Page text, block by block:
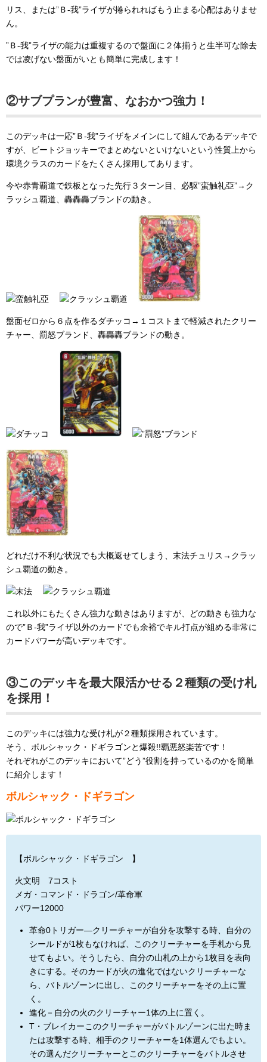
リス、または”Ｂ-我”ライザが捲られればもう止まる心配はありませ
ん。
”Ｂ-我”ライザの能力は重複するので盤面に２体揃うと生半可な除去
では凌げない盤面がいとも簡単に完成します！
②サブプランが豊富、なおかつ強力！
このデッキは一応”Ｂ-我”ライザをメインにして組んであるデッキで
すが、ビートジョッキーでまとめないといけないという性質上から
環境クラスのカードをたくさん採用してあります。
今や赤青覇道で鉄板となった先行３ターン目、必駆”蛮触礼亞”→ク
ラッシュ覇道、轟轟轟ブランドの動き。
盤面ゼロから６点を作るダチッコ→１コストまで軽減されたクリー
チャー、罰怒ブランド、轟轟轟ブランドの動き。
どれだけ不利な状況でも大概返せてしまう、末法チュリス→クラッ
シュ覇道の動き。
これ以外にもたくさん強力な動きはありますが、どの動きも強力な
ので”Ｂ-我”ライザ以外のカードでも余裕でキル打点が組める非常に
カードパワーが高いデッキです。
③このデッキを最大限活かせる２種類の受け札
を採用！
このデッキには強力な受け札が２種類採用されています。
そう、ボルシャック・ドギラゴンと爆殺!!覇悪怒楽苦です！
それぞれがこのデッキにおいて”どう”役割を持っているのかを簡単
に紹介します！
ボルシャック・ドギラゴン
【ボルシャック・ドギラゴン 】
火文明 7コスト
メガ・コマンド・ドラゴン/革命軍
パワー12000
革命0トリガー―クリーチャーが自分を攻撃する時、自分の
シールドが1枚もなければ、このクリーチャーを手札から見
せてもよい。そうしたら、自分の山札の上から1枚目を表向
きにする。そのカードが火の進化ではないクリーチャーな
ら、バトルゾーンに出し、このクリーチャーをその上に置
く。
進化－自分の火のクリーチャー1体の上に置く。
T・ブレイカーこのクリーチャーがバトルゾーンに出た時ま
たは攻撃する時、相手のクリーチャーを1体選んでもよい。
その選んだクリーチャーとこのクリーチャーをバトルさせ